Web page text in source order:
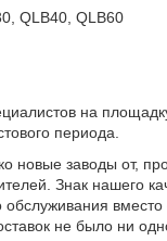
QLB40, QLB60
на
периода.
новые заводы от,
Знак нашего
обслуживания
не было ни